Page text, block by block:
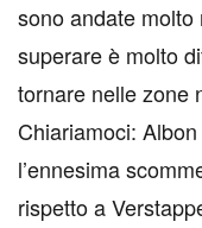
sono andate
superare è molto
tornare nelle zone
Chiariamoci:
l’ennesima
rispetto a